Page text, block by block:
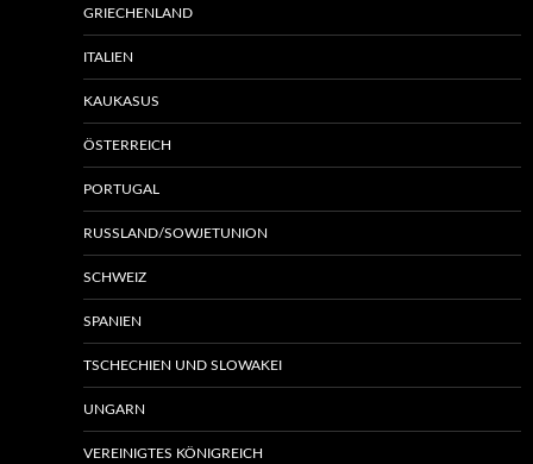
GRIECHENLAND
ITALIEN
KAUKASUS
ÖSTERREICH
PORTUGAL
RUSSLAND/SOWJETUNION
SCHWEIZ
SPANIEN
TSCHECHIEN UND SLOWAKEI
UNGARN
VEREINIGTES KÖNIGREICH